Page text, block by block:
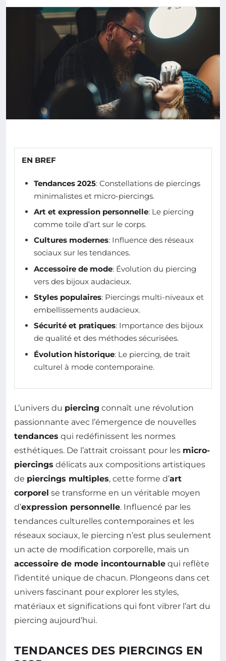
EN BREF
Tendances 2025: Constellations de piercings
minimalistes et micro-piercings.
Art et expression personnelle: Le piercing
comme toile d’art sur le corps.
Cultures modernes: Influence des réseaux
sociaux sur les tendances.
Accessoire de mode: Évolution du piercing
vers des bijoux audacieux.
Styles populaires: Piercings multi-niveaux et
embellissements audacieux.
Sécurité et pratiques: Importance des bijoux
de qualité et des méthodes sécurisées.
Évolution historique: Le piercing, de trait
culturel à mode contemporaine.
L’univers du piercing connaît une révolution
passionnante avec l’émergence de nouvelles
tendances qui redéfinissent les normes
esthétiques. De l’attrait croissant pour les micro-
piercings délicats aux compositions artistiques
de piercings multiples, cette forme d’art
corporel se transforme en un véritable moyen
d’expression personnelle. Influencé par les
tendances culturelles contemporaines et les
réseaux sociaux, le piercing n’est plus seulement
un acte de modification corporelle, mais un
accessoire de mode incontournable qui reflète
l’identité unique de chacun. Plongeons dans cet
univers fascinant pour explorer les styles,
matériaux et significations qui font vibrer l’art du
piercing aujourd’hui.
TENDANCES DES PIERCINGS EN